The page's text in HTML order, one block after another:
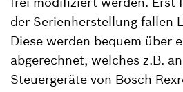
der Serienherstellung fallen
Diese werden bequem über
abgerechnet, welches z.B.
Steuergeräte von Bosch